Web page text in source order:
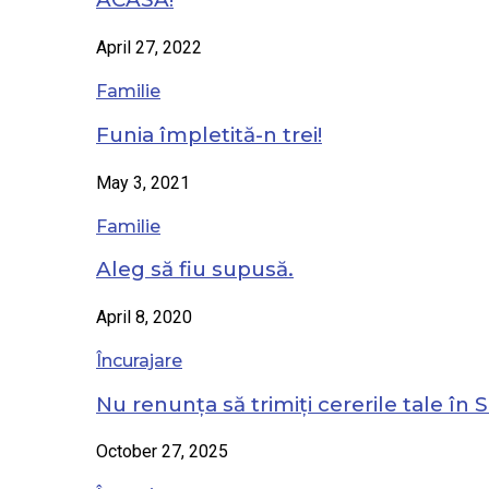
April 27, 2022
Familie
Funia împletită-n trei!
May 3, 2021
Familie
Aleg să fiu supusă.
April 8, 2020
Încurajare
Nu renunța să trimiți cererile tale în
October 27, 2025